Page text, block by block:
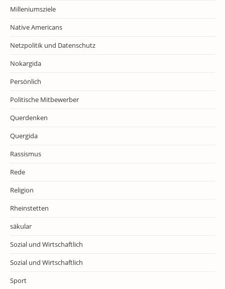
Milleniumsziele
Native Americans
Netzpolitik und Datenschutz
Nokargida
Persönlich
Politische Mitbewerber
Querdenken
Quergida
Rassismus
Rede
Religion
Rheinstetten
säkular
Sozial und Wirtschaftlich
Sozial und Wirtschaftlich
Sport